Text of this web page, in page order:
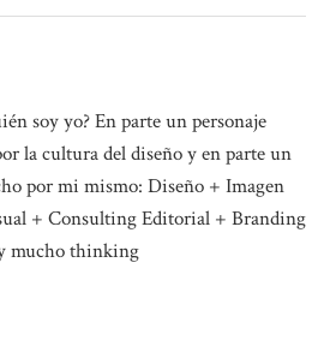
soy yo? En parte un personaje
la cultura del diseño y en parte un
por mi mismo: Diseño + Imagen
+ Consulting Editorial + Branding
mucho thinking